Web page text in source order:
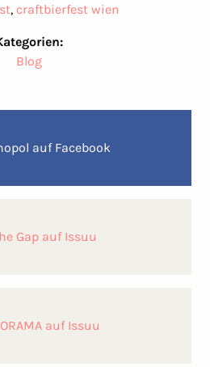
, craftbierfest wien
Blog
auf Facebook
Gap auf Issuu
auf Issuu